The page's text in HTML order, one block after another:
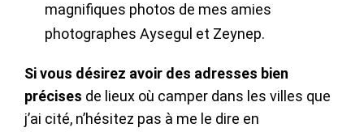
magnifiques photos de mes amies
photographes Aysegul et Zeynep.
Si vous désirez avoir des adresses bien
précises de lieux où camper dans les villes que
j’ai cité, n’hésitez pas à me le dire en